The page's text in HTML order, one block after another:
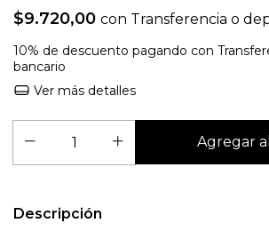
$9.720,00 con Transferencia o
10% de descuento pagando con
bancario
Ver más detalles
Descripción